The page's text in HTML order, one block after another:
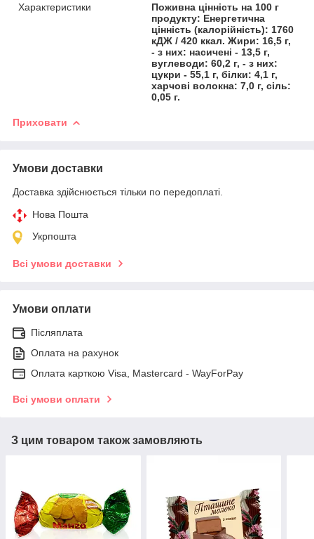
Характеристики
Поживна цінність на 100 г
продукту: Енергетична
цінність (калорійність): 1760
кДЖ / 420 ккал. Жири: 16,5 г,
- з них: насичені - 13,5 г,
вуглеводи: 60,2 г, - з них:
цукри - 55,1 г, білки: 4,1 г,
харчові волокна: 7,0 г, сіль:
0,05 г.
Приховати
Умови доставки
Доставка здійснюється тільки по передоплаті.
Нова Пошта
Укрпошта
Всі умови доставки
Умови оплати
Післяплата
Оплата на рахунок
Оплата карткою Visa, Mastercard - WayForPay
Всі умови оплати
З цим товаром також замовляють